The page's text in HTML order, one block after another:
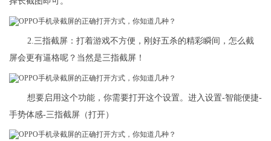
2.三指截屏：打着游戏不方便，刚好五杀的精彩瞬间，怎么截
屏会更有逼格呢？当然是三指截屏！
想要启用这个功能，你需要打开这个设置。进入设置-智能便捷-
手势体感-三指截屏（打开）